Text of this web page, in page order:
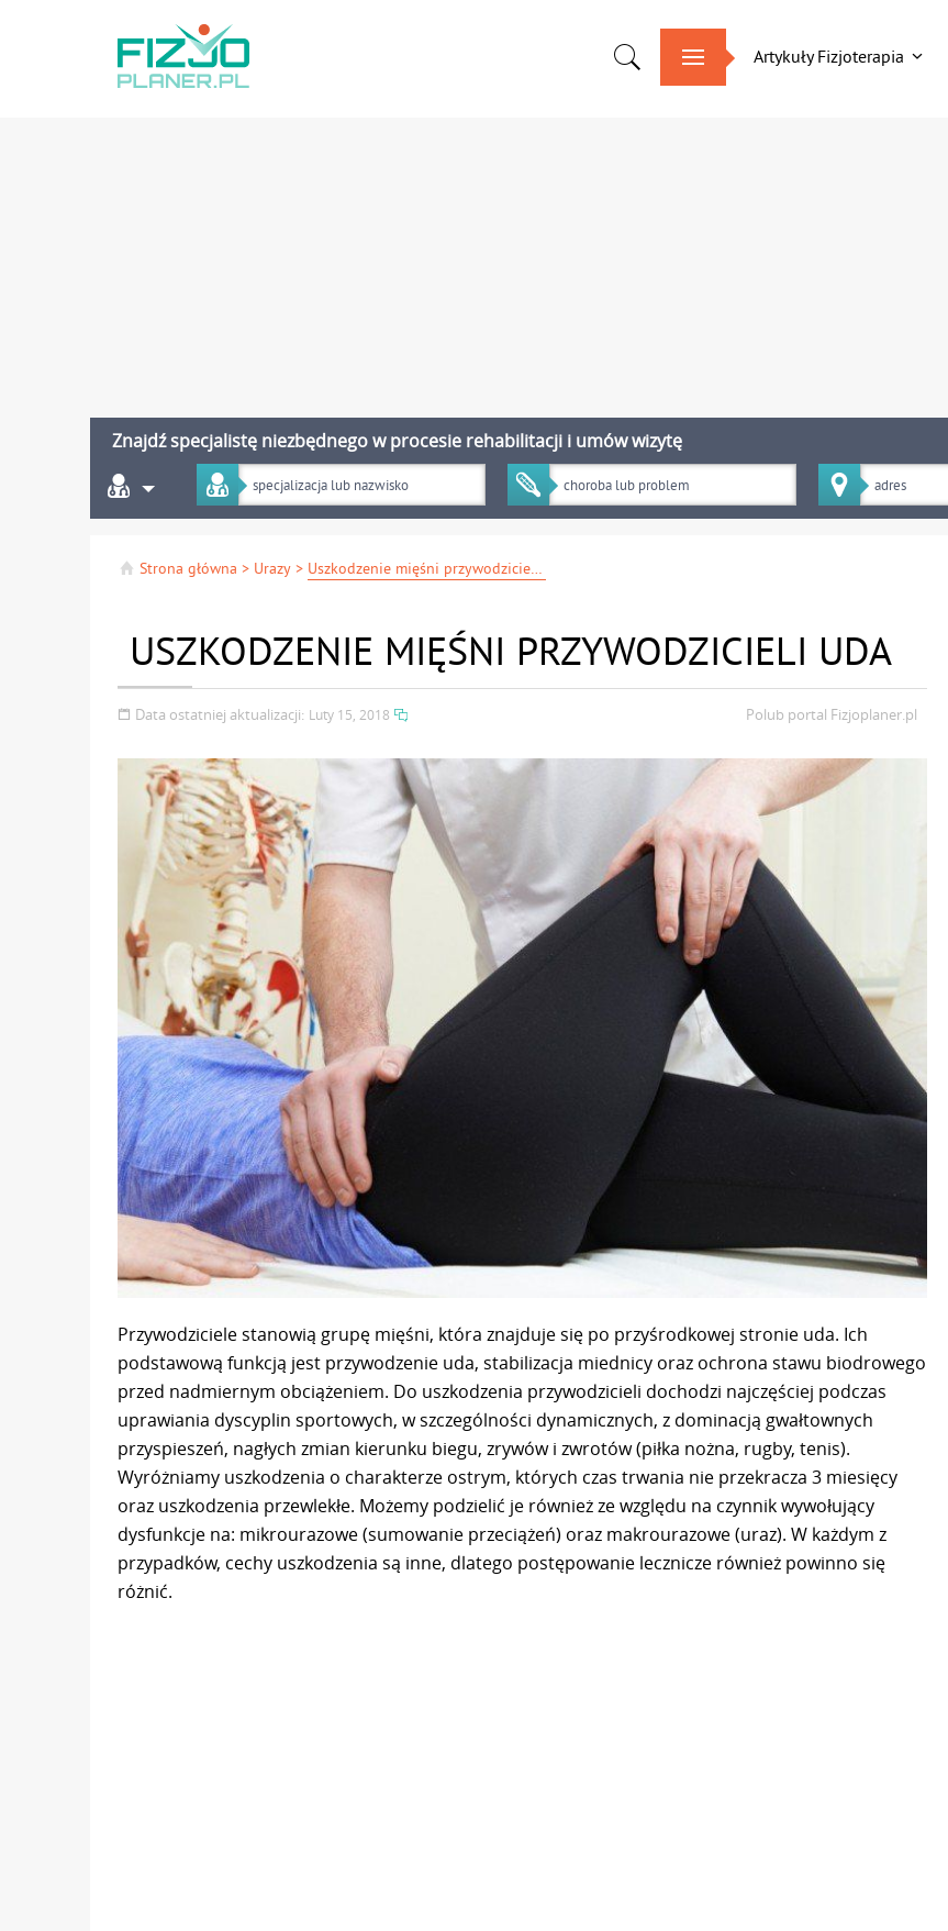
Artykuły Fizjoterapia
Znajdź specjalistę niezbędnego w procesie rehabilitacji i umów wizytę
Strona główna > Urazy > Uszkodzenie mięśni przywodzicieli uda
USZKODZENIE MIĘŚNI PRZYWODZICIELI UDA
Data ostatniej aktualizacji: Luty 15, 2018 Polub portal Fizjoplaner.pl
Przywodziciele stanowią grupę mięśni, która znajduje się po przyśrodkowej stronie uda. Ich
podstawową funkcją jest przywodzenie uda, stabilizacja miednicy oraz ochrona stawu biodrowego
przed nadmiernym obciążeniem. Do uszkodzenia przywodzicieli dochodzi najczęściej podczas
uprawiania dyscyplin sportowych, w szczególności dynamicznych, z dominacją gwałtownych
przyspieszeń, nagłych zmian kierunku biegu, zrywów i zwrotów (piłka nożna, rugby, tenis).
Wyróżniamy uszkodzenia o charakterze ostrym, których czas trwania nie przekracza 3 miesięcy
oraz uszkodzenia przewlekłe. Możemy podzielić je również ze względu na czynnik wywołujący
dysfunkcje na: mikrourazowe (sumowanie przeciążeń) oraz makrourazowe (uraz). W każdym z
przypadków, cechy uszkodzenia są inne, dlatego postępowanie lecznicze również powinno się
różnić.